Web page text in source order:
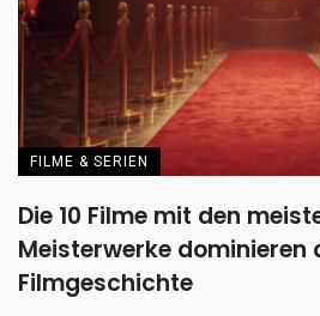
FILME & SERIEN
Die 10 Filme mit den
Meisterwerke dominieren
Filmgeschichte